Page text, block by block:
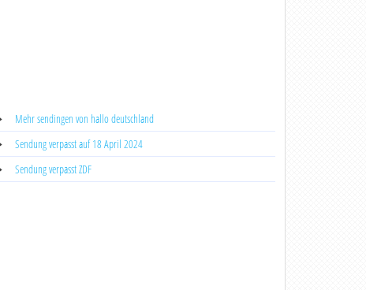
Mehr sendingen von hallo deutschland
Sendung verpasst auf 18 April 2024
Sendung verpasst ZDF